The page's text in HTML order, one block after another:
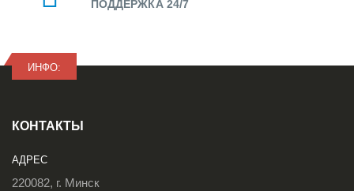
ПОДДЕРЖКА 24/7
ИНФО:
КОНТАКТЫ
АДРЕС
220082, г. Минск